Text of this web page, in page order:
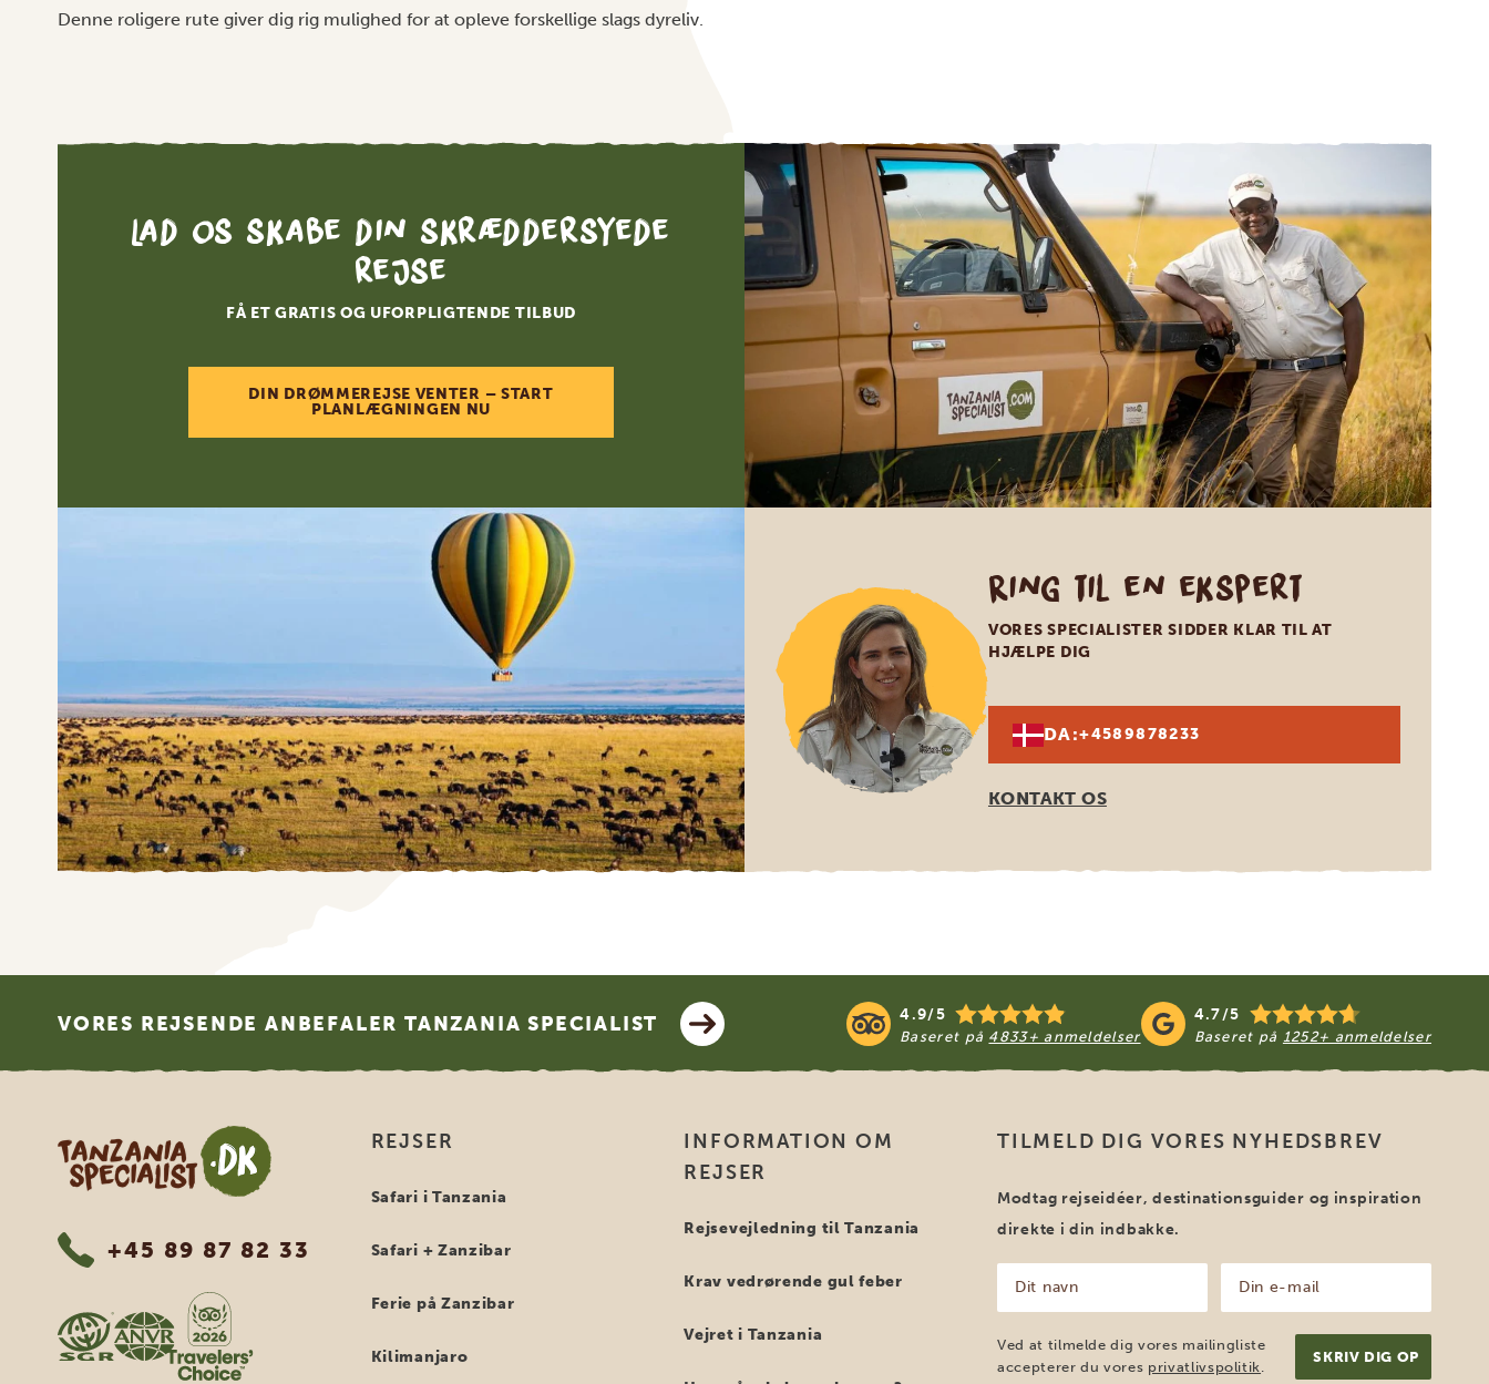
Denne roligere rute giver dig rig mulighed for at opleve forskellige slags dyreliv.
Lad os skabe din skræddersyede
rejse
FÅ ET GRATIS OG UFORPLIGTENDE TILBUD
DIN DRØMMEREJSE VENTER – START
PLANLÆGNINGEN NU
Ring til en ekspert
VORES SPECIALISTER SIDDER KLAR TIL AT
HJÆLPE DIG
DA:+4589878233
KONTAKT OS
VORES REJSENDE ANBEFALER TANZANIA SPECIALIST 4.9/5
Baseret på 4833+ anmeldelser
4.7/5
Baseret på 1252+ anmeldelser
Tanzania Specialist
+45 89 87 82 33
REJSER
Safari i Tanzania
Safari + Zanzibar
Ferie på Zanzibar
Kilimanjaro
INFORMATION OM
REJSER
Rejsevejledning til Tanzania
Krav vedrørende gul feber
Vejret i Tanzania
TILMELD DIG VORES NYHEDSBREV
Modtag rejseidéer, destinationsguider og inspiration
direkte i din indbakke.
navn
(Påkrævet)
mail
(Påkrævet)
Ved at tilmelde dig vores mailingliste
accepterer du vores privatlivspolitik.